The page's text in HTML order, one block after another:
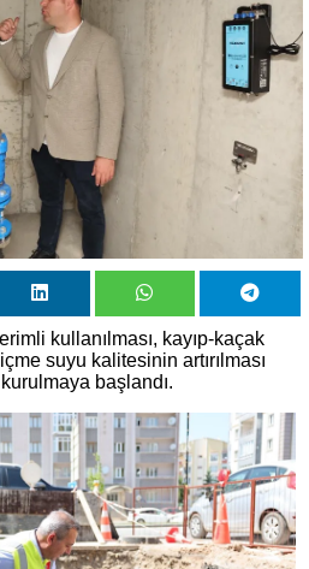
kullanılması, kayıp-kaçak
suyu kalitesinin artırılması
başlandı.